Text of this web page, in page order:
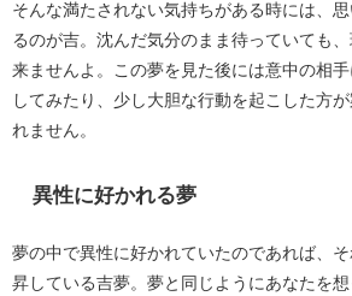
そんな満たされない気持ちがある時には、
るのが吉。沈んだ気分のまま待っていても
来ませんよ。この夢を見た後には意中の相
してみたり、少し大胆な行動を起こした方
れません。
異性に好かれる夢
夢の中で異性に好かれていたのであれば、
昇している吉夢。夢と同じようにあなたを